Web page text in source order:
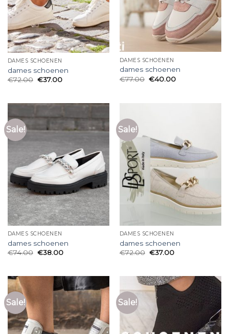
DAMES SCHOENEN
dames schoenen
€72.00 €37.00
DAMES SCHOENEN
dames schoenen
€77.00 €40.00
Sale!
DAMES SCHOENEN
dames schoenen
€74.00 €38.00
Sale!
DAMES SCHOENEN
dames schoenen
€72.00 €37.00
Sale! Sale!